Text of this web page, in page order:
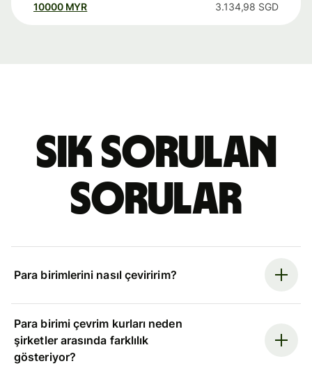
10000 MYR 3.134,98 SGD
Sık sorulan
sorular
Para birimlerini nasıl çeviririm?
Para birimi çevrim kurları neden
şirketler arasında farklılık
gösteriyor?